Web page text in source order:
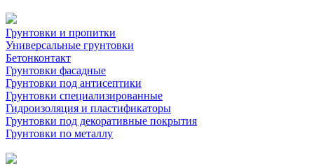
Грунтовки и пропитки
Универсальные грунтовки
Бетонконтакт
Грунтовки фасадные
Грунтовки под антисептики
Грунтовки специализированные
Гидроизоляция и пластификаторы
Грунтовки под декоративные покрытия
Грунтовки по металлу